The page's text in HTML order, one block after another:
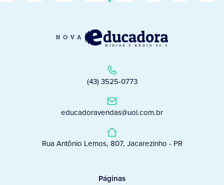
(43) 3525-0773
educadoravendas@uol.com.br
Rua Antônio Lemos, 807, Jacarezinho - PR
Páginas